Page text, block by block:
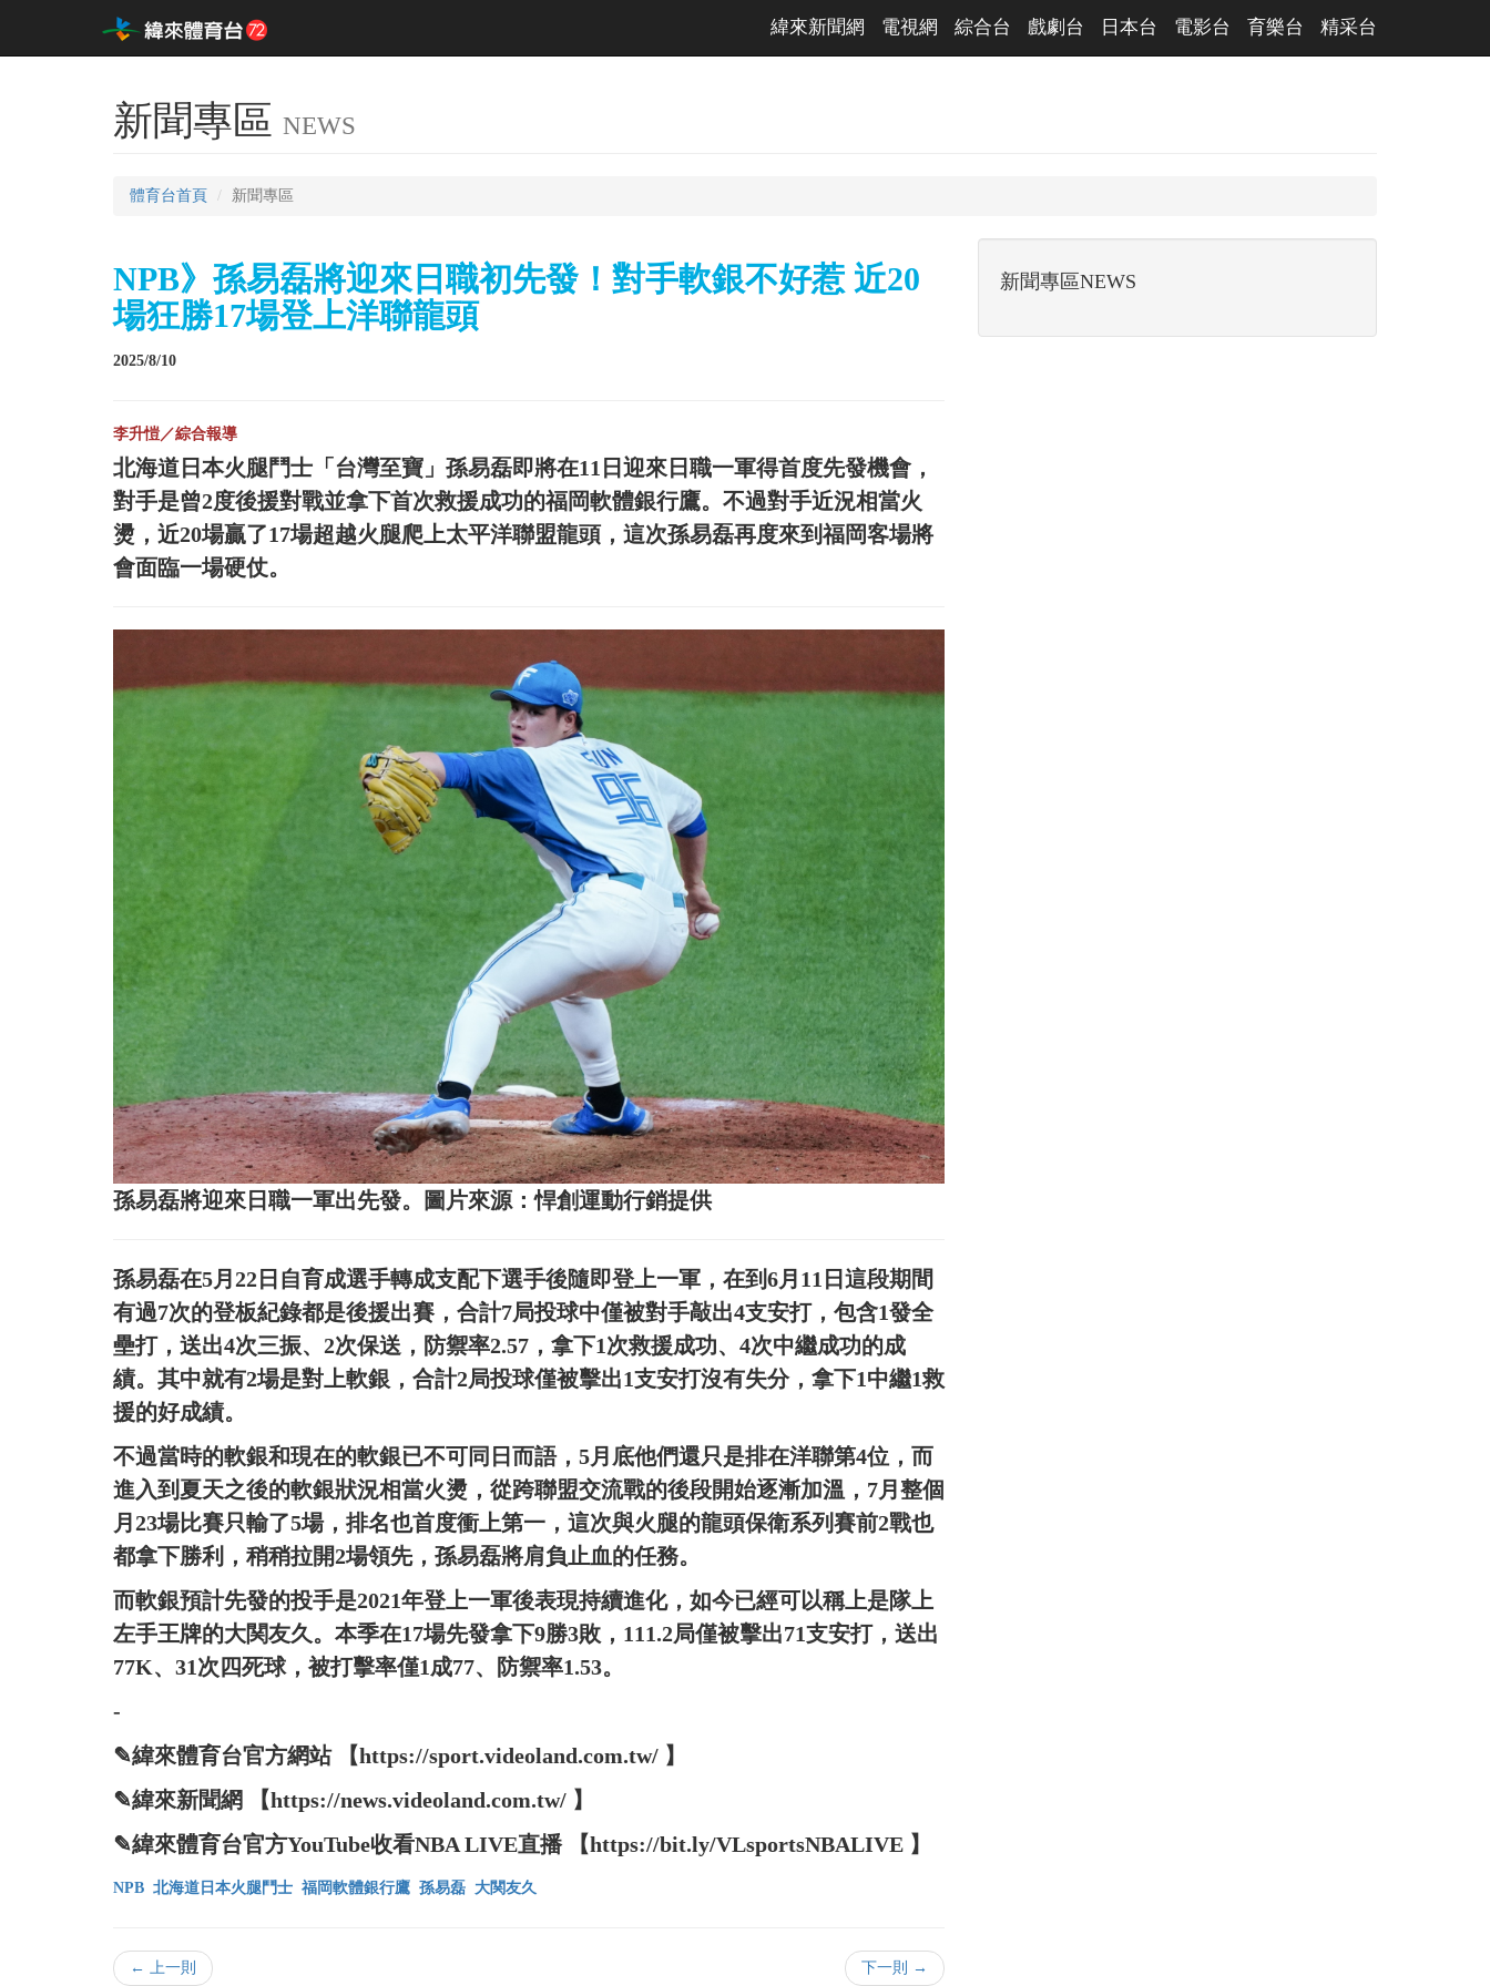
緯來新聞網 電視網 綜合台 戲劇台 日本台 電影台 育樂台 精采台
新聞專區 NEWS
體育台首頁 新聞專區
NPB》孫易磊將迎來日職初先發！對手軟銀不好惹 近20
場狂勝17場登上洋聯龍頭
2025/8/10
李升愷／綜合報導
北海道日本火腿鬥士「台灣至寶」孫易磊即將在11日迎來日職一軍得首度先發機會，
對手是曾2度後援對戰並拿下首次救援成功的福岡軟體銀行鷹。不過對手近況相當火
燙，近20場贏了17場超越火腿爬上太平洋聯盟龍頭，這次孫易磊再度來到福岡客場將
會面臨一場硬仗。
孫易磊將迎來日職一軍出先發。圖片來源：悍創運動行銷提供
孫易磊在5月22日自育成選手轉成支配下選手後隨即登上一軍，在到6月11日這段期間
有過7次的登板紀錄都是後援出賽，合計7局投球中僅被對手敲出4支安打，包含1發全
壘打，送出4次三振、2次保送，防禦率2.57，拿下1次救援成功、4次中繼成功的成
績。其中就有2場是對上軟銀，合計2局投球僅被擊出1支安打沒有失分，拿下1中繼1救
援的好成績。
不過當時的軟銀和現在的軟銀已不可同日而語，5月底他們還只是排在洋聯第4位，而
進入到夏天之後的軟銀狀況相當火燙，從跨聯盟交流戰的後段開始逐漸加溫，7月整個
月23場比賽只輸了5場，排名也首度衝上第一，這次與火腿的龍頭保衛系列賽前2戰也
都拿下勝利，稍稍拉開2場領先，孫易磊將肩負止血的任務。
而軟銀預計先發的投手是2021年登上一軍後表現持續進化，如今已經可以稱上是隊上
左手王牌的大関友久。本季在17場先發拿下9勝3敗，111.2局僅被擊出71支安打，送出
77K、31次四死球，被打擊率僅1成77、防禦率1.53。
-
✎緯來體育台官方網站 【https://sport.videoland.com.tw/ 】
✎緯來新聞網 【https://news.videoland.com.tw/ 】
✎緯來體育台官方YouTube收看NBA LIVE直播 【https://bit.ly/VLsportsNBALIVE 】
NPB 北海道日本火腿鬥士 福岡軟體銀行鷹 孫易磊 大関友久
← 上一則 下一則 →
新聞專區NEWS